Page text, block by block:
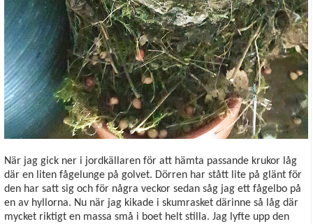
När jag gick ner i jordkällaren för att hämta passande krukor låg
där en liten fågelunge på golvet. Dörren har stått lite på glänt för
den har satt sig och för några veckor sedan såg jag ett fågelbo på
en av hyllorna. Nu när jag kikade i skumrasket därinne så låg där
mycket riktigt en massa små i boet helt stilla. Jag lyfte upp den